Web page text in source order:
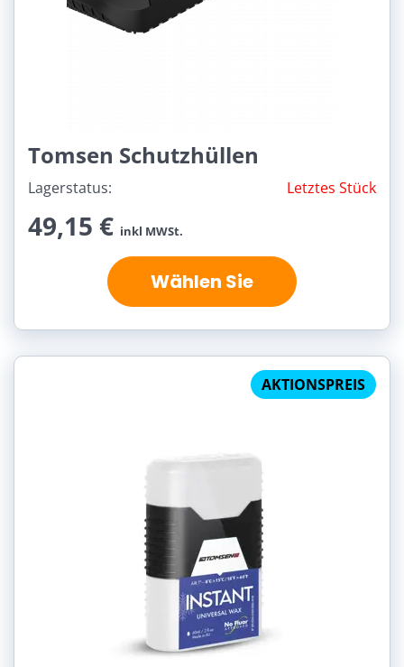
Tomsen Schutzhüllen
Lagerstatus: Letztes Stück
49,15 € inkl MWSt.
Wählen Sie
AKTIONSPREIS